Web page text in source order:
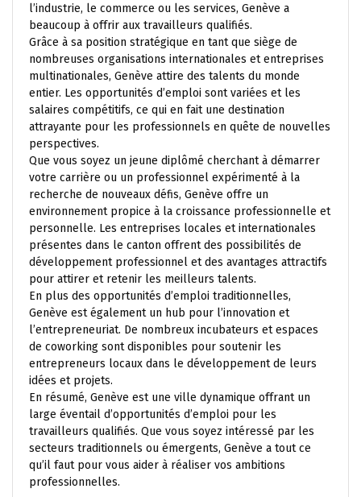
l’industrie, le commerce ou les services, Genève a
beaucoup à offrir aux travailleurs qualifiés.
Grâce à sa position stratégique en tant que siège de
nombreuses organisations internationales et entreprises
multinationales, Genève attire des talents du monde
entier. Les opportunités d’emploi sont variées et les
salaires compétitifs, ce qui en fait une destination
attrayante pour les professionnels en quête de nouvelles
perspectives.
Que vous soyez un jeune diplômé cherchant à démarrer
votre carrière ou un professionnel expérimenté à la
recherche de nouveaux défis, Genève offre un
environnement propice à la croissance professionnelle et
personnelle. Les entreprises locales et internationales
présentes dans le canton offrent des possibilités de
développement professionnel et des avantages attractifs
pour attirer et retenir les meilleurs talents.
En plus des opportunités d’emploi traditionnelles,
Genève est également un hub pour l’innovation et
l’entrepreneuriat. De nombreux incubateurs et espaces
de coworking sont disponibles pour soutenir les
entrepreneurs locaux dans le développement de leurs
idées et projets.
En résumé, Genève est une ville dynamique offrant un
large éventail d’opportunités d’emploi pour les
travailleurs qualifiés. Que vous soyez intéressé par les
secteurs traditionnels ou émergents, Genève a tout ce
qu’il faut pour vous aider à réaliser vos ambitions
professionnelles.